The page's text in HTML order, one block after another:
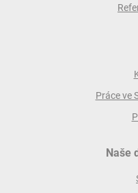
Práce ve
Naše